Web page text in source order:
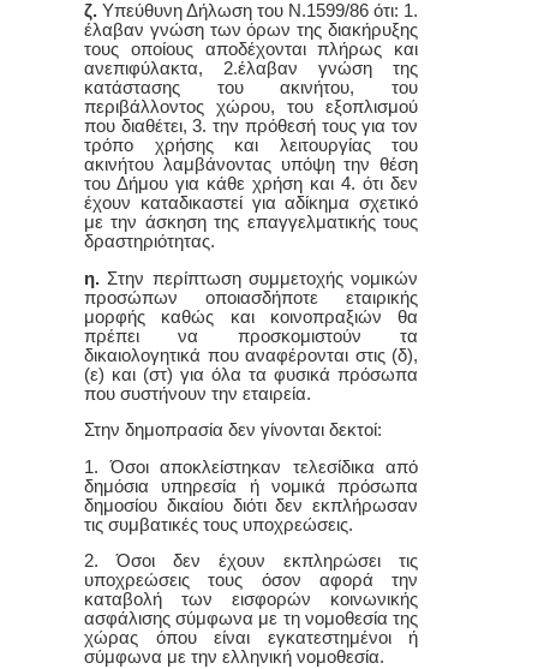
ζ. Υπεύθυνη Δήλωση του Ν.1599/86 ότι: 1.
έλαβαν γνώση των όρων της διακήρυξης
τους οποίους αποδέχονται πλήρως και
ανεπιφύλακτα, 2.έλαβαν γνώση της
κατάστασης του ακινήτου, του
περιβάλλοντος χώρου, του εξοπλισμού
που διαθέτει,3.την πρόθεσή τους για τον
τρόπο χρήσης και λειτουργίας του
ακινήτου λαμβάνοντας υπόψη την θέση
του Δήμου για κάθε χρήση και 4. ότι δεν
έχουν καταδικαστεί για αδίκημα σχετικό
με την άσκηση της επαγγελματικής τους
δραστηριότητας.
η. Στην περίπτωση συμμετοχής νομικών
προσώπων οποιασδήποτε εταιρικής
μορφής καθώς και κοινοπραξιών θα
πρέπει να προσκομιστούν τα
δικαιολογητικά που αναφέρονται στις (δ),
(ε) και (στ) για όλα τα φυσικά πρόσωπα
που συστήνουν την εταιρεία.
Στην δημοπρασία δεν γίνονται δεκτοί:
1. Όσοι αποκλείστηκαν τελεσίδικα από
δημόσια υπηρεσία ή νομικά πρόσωπα
δημοσίου δικαίου διότι δεν εκπλήρωσαν
τις συμβατικές τους υποχρεώσεις.
2. Όσοι δεν έχουν εκπληρώσει τις
υποχρεώσεις τους όσον αφορά την
καταβολή των εισφορών κοινωνικής
ασφάλισης σύμφωνα με τη νομοθεσία της
χώρας όπου είναι εγκατεστημένοι ή
σύμφωνα με την ελληνική νομοθεσία.